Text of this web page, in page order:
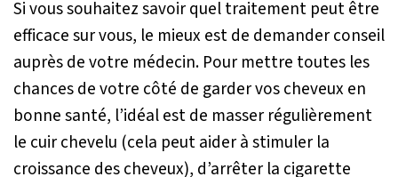
Si vous souhaitez savoir quel traitement peut être
efficace sur vous, le mieux est de demander conseil
auprès de votre médecin. Pour mettre toutes les
chances de votre côté de garder vos cheveux en
bonne santé, l’idéal est de masser régulièrement
le cuir chevelu (cela peut aider à stimuler la
croissance des cheveux), d’arrêter la cigarette